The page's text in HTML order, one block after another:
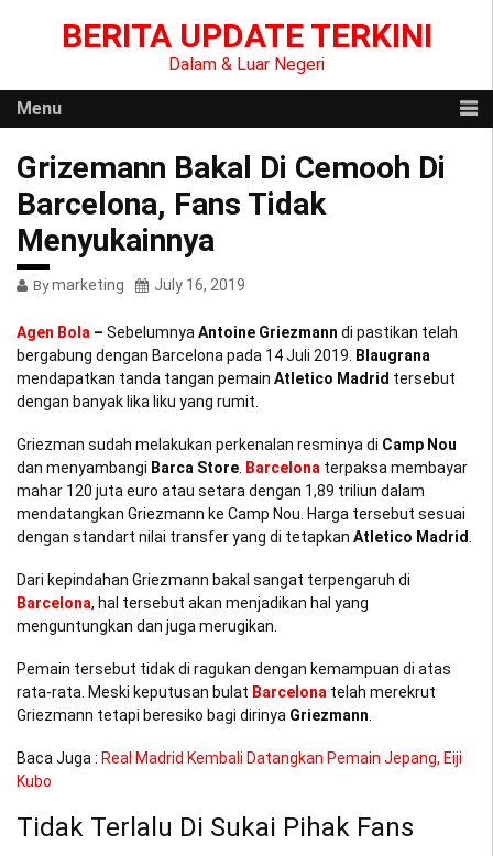
BERITA UPDATE TERKINI
Dalam & Luar Negeri
Menu
Grizemann Bakal Di Cemooh Di
Barcelona, Fans Tidak
Menyukainnya
Bymarketing July 16, 2019
Agen Bola – Sebelumnya Antoine Griezmann di pastikan telah
bergabung dengan Barcelona pada 14 Juli 2019.
Blaugrana
mendapatkan tanda tangan pemain Atletico Madrid tersebut
dengan banyak lika liku yang rumit.
Griezman sudah melakukan perkenalan resminya di Camp Nou
dan menyambangi Barca Store Barcelona terpaksa membayar
mahar 120 juta euro atau setara dengan 1,89 triliun dalam
mendatangkan Griezmann ke Camp Nou. Harga tersebut sesuai
dengan standart nilai transfer yang di tetapkan Atletico Madrid
Dari kepindahan Griezmann bakal sangat terpengaruh di
Barcelona, hal tersebut akan menjadikan hal yang
menguntungkan dan juga merugikan.
Pemain tersebut tidak di ragukan dengan kemampuan di atas
rata-rata. Meski keputusan bulat Barcelona telah merekrut
Griezmann tetapi beresiko bagi dirinya Griezmann
Baca Juga : Real Madrid Kembali Datangkan Pemain Jepang, Eiji
Kubo
Tidak Terlalu Di Sukai Pihak Fans